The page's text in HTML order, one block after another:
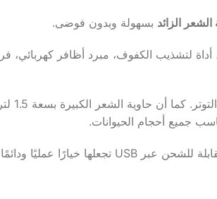
الزائد بسهولة وبدون فوضى.
لتشذيب الكفوف، مبرد أظافر كهربائي،